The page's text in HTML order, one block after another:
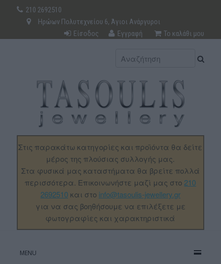
210 2692510
Ηρώων Πολυτεχνείου 6, Άγιοι Ανάργυροι
Είσοδος
Εγγραφή Το καλάθι μου
Στις παρακάτω κατηγορίες και προϊόντα θα δείτε
μέρος της πλούσιας συλλογής μας.
Στα φυσικά μας καταστήματα θα βρείτε πολλά
περισσότερα. Επικοινωνήστε μαζί μας στο 210
2692510και στο info@tasoulis-jewellery.gr
για να σας βοηθήσουμε να επιλέξετε με
φωτογραφίες και χαρακτηριστικά
MENU